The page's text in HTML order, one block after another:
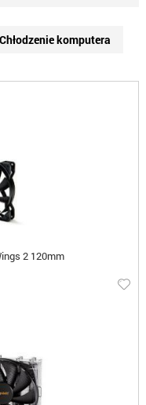
Chłodzenie komputera
2 120mm